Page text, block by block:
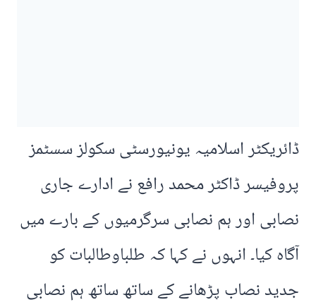
ڈائریکٹر اسلامیہ یونیورسٹی سکولز سسٹمز
پروفیسر ڈاکٹر محمد رافع نے ادارے جاری
نصابی اور ہم نصابی سرگرمیوں کے بارے میں
آگاہ کیا۔ انہوں نے کہا کہ طلباوطالبات کو
جدید نصاب پڑھانے کے ساتھ ساتھ ہم نصابی